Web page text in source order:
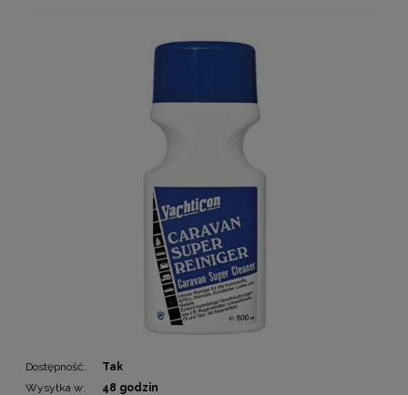
Dostępność:
Tak
Wysyłka w:
48 godzin